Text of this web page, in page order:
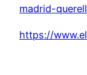
madrid-
https://